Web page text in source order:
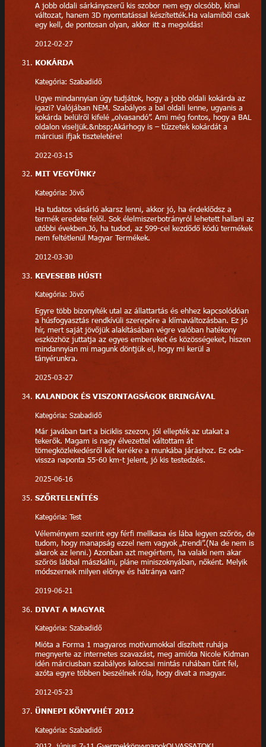
A jobb oldali sárkányszerű kis szobor nem egy olcsóbb, kínai
változat, hanem 3D nyomtatással készítették.Ha valamiből csak
egy kell, de pontosan olyan, akkor itt a megoldás!
2012-02-27
KOKÁRDA
Kategória: Szabadidő
Ugye mindannyian úgy tudjátok, hogy a jobb oldali kokárda az
igazi? Valójában NEM. Szabályos a bal oldali lenne, ugyanis a
kokárda belülről kifelé „olvasandó”. Ami még fontos, hogy a BAL
oldalon viseljük.&nbsp;Akárhogy is – tűzzetek kokárdát a
márciusi ifjak tiszteletére!
2022-03-15
MIT VEGYÜNK?
Kategória: Jövő
Ha tudatos vásárló akarsz lenni, akkor jó, ha érdeklődsz a
termék eredete felől. Sok élelmiszerbotrányról lehetett hallani az
utóbbi években.Jó, ha tudod, az 599-cel kezdődő kódú termékek
nem feltétlenül Magyar Termékek.
2012-03-30
KEVESEBB HÚST!
Kategória: Jövő
Egyre több bizonyíték utal az állattartás és ehhez kapcsolódóan
a húsfogyasztás rendkívüli szerepére a klímaváltozásban. Ez jó
hír, mert saját jövőjük alakításában végre valóban hatékony
eszközhöz juttatja az egyes embereket és közösségeket, hiszen
mindannyian mi magunk döntjük el, hogy mi kerül a
tányérunkra.
2025-03-27
KALANDOK ÉS VISZONTAGSÁGOK BRINGÁVAL
Kategória: Szabadidő
Már javában tart a biciklis szezon, jól ellepték az utakat a
tekerők. Magam is nagy élvezettel váltottam át
tömegközlekedésről két kerékre a munkába járáshoz. Ez oda-
vissza naponta 55-60 km-t jelent, jó kis testedzés.
2025-06-16
SZŐRTELENÍTÉS
Kategória: Test
Véleményem szerint egy férfi mellkasa és lába legyen szőrös, de
tudom, hogy manapság ezzel nem vagyok „trendi”.(Na de nem is
akarok az lenni.) Azonban azt megértem, ha valaki nem akar
szőrös lábbal mászkálni, pláne miniszoknyában, nőként. Melyik
módszernek milyen előnye és hátránya van?
2019-06-21
DIVAT A MAGYAR
Kategória: Szabadidő
Mióta a Forma 1 magyaros motívumokkal díszített ruhája
megnyerte az internetes szavazást, meg amióta Nicole Kidman
idén márciusban szabályos kalocsai mintás ruhában tűnt fel,
azóta egyre többen beszélnek róla, hogy divat a magyar.
2012-05-23
ÜNNEPI KÖNYVHÉT 2012
Kategória: Szabadidő